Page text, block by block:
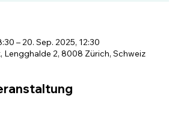
– 20. Sep. 2025, 12:30
Lengghalde 2, 8008 Zürich, Schweiz